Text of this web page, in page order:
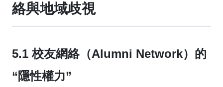
絡與地域歧視
5.1 校友網絡（Alumni Network）的
“隱性權力”